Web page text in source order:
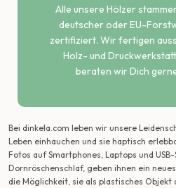
Alle unsere Hölzer
deutscher oder EU-
zertifiziert. Wir fertigen
Holz- und
beraten wir Dich
Bei dinkela.com leben wir unsere
Leben einhauchen und sie haptisch
Fotos auf Smartphones, Laptops und
Dornröschenschlaf, geben ihnen ein
die Möglichkeit, sie als plastisches